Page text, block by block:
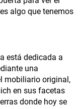
algo que tenemos
está dedicada a
una
mobiliario original,
en sus facetas
donde hoy se